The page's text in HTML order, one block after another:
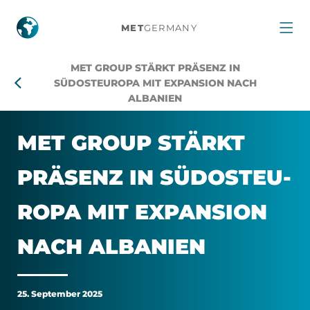
MET
stärkt
in
Südosteuropa
mit
Expansion
nach
METGERMANY
MET GROUP STÄRKT PRÄSENZ IN
SÜDOSTEUROPA MIT EXPANSION NACH
ALBANIEN
MET GROUP STÄRKT
PRÄ­SENZ IN SÜD­OST­EU­
RO­PA MIT EX­PAN­SI­ON
NACH AL­BA­NI­EN
25. September 2025